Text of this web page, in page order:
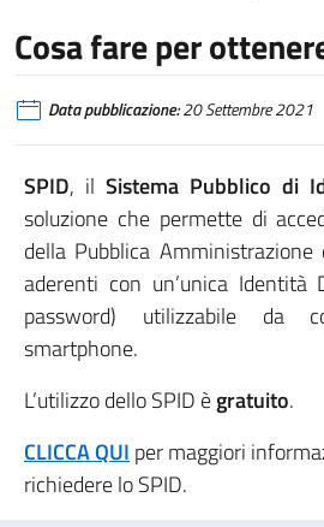
Cosa fare per
Data pubblicazione:20 Settembre 2021
SPID, il Sistema Pubblico di
soluzione che permette di
della Pubblica
aderenti con un’unica Identità
password) utilizzabile da
smartphone.
L’utilizzo dello SPID ègratuito.
CLICCA QUI per maggiori
richiedere lo SPID.